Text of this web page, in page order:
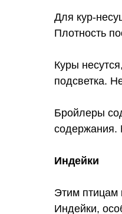
Для кур-
Плотность
Куры
подсветка.
Бройлеры
содержания.
Индейки
Этим птицам
Индейки,